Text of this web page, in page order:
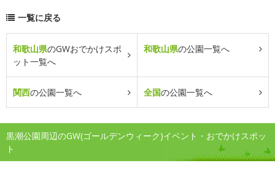
一覧に戻る
和歌山県のGWおでかけスポ
ット一覧へ
和歌山県の公園一覧へ
関西の公園一覧へ 全国の公園一覧へ
黒潮公園周辺のGW(ゴールデンウィーク)イベント・おでかけスポッ
ト